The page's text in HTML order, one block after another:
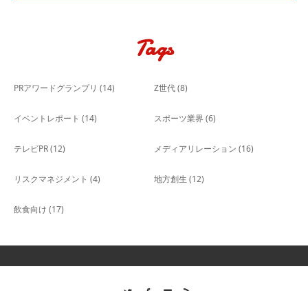
Tags
PRアワードグランプリ (14) Z世代(8)
イベントレポート (14) スポーツ業界 (6)
テレビPR(12) メディアリレーション (16)
リスクマネジメント (4) 地方創生 (12)
飲食向け (17)